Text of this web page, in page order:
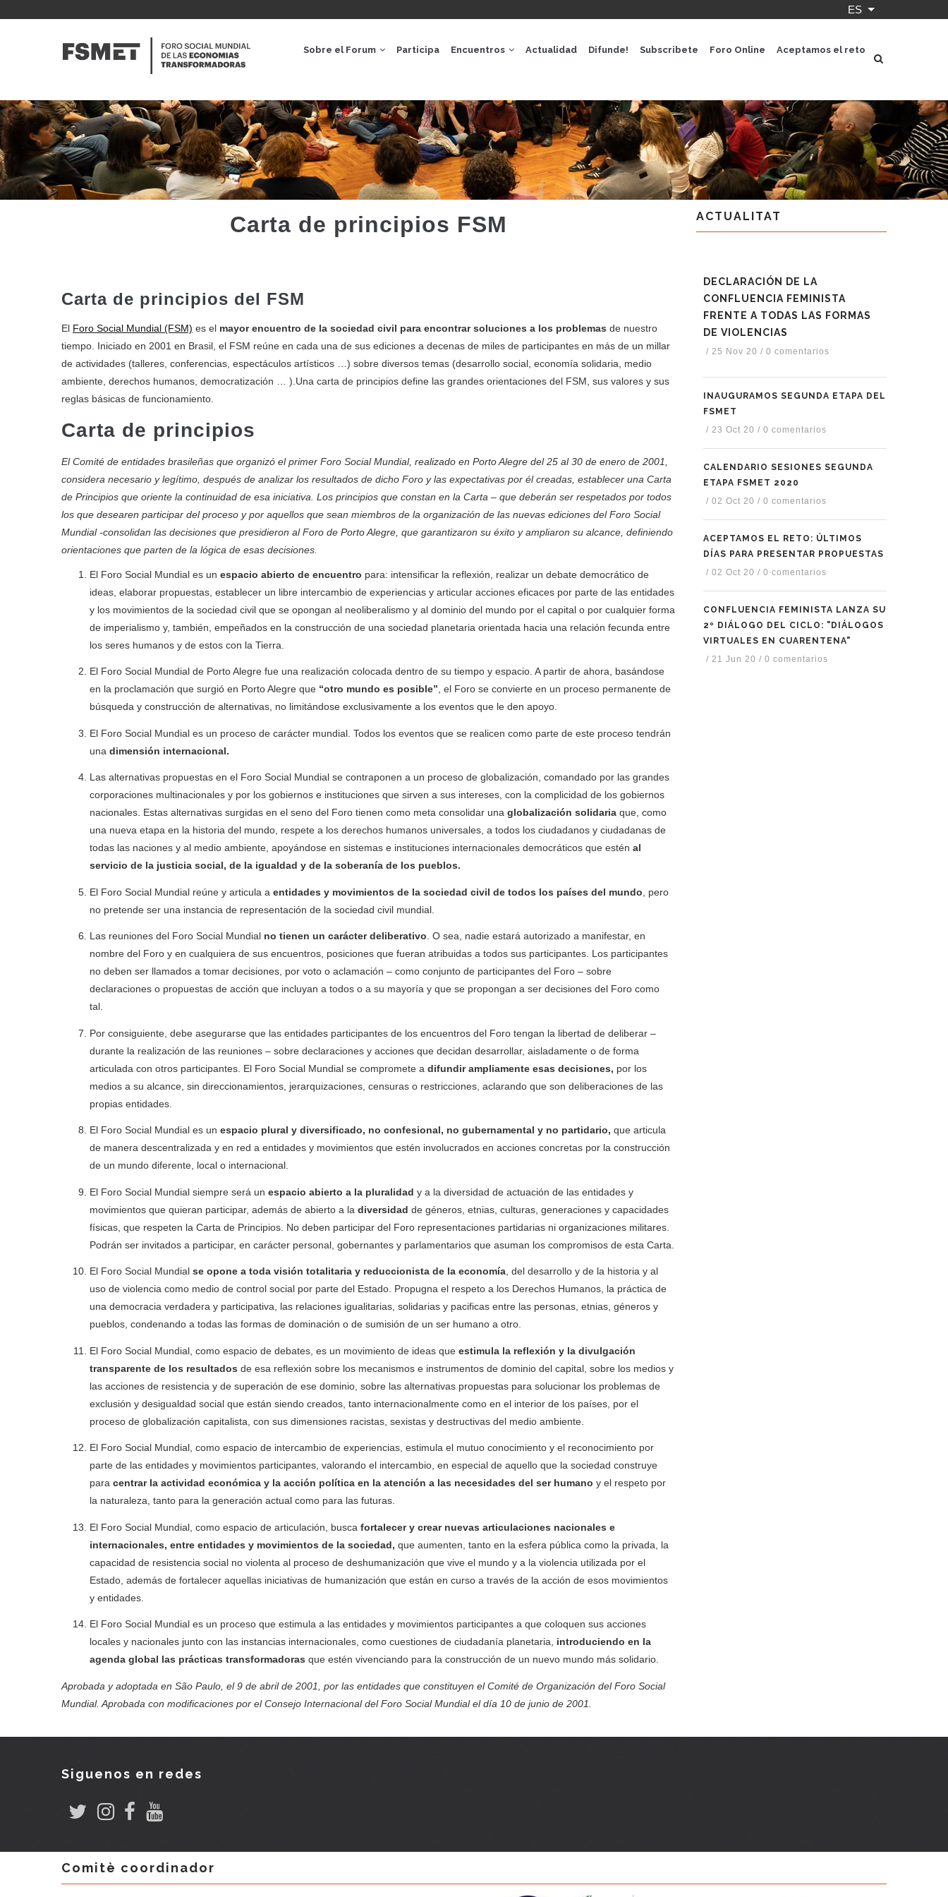
ES Lista adicional
PRINCIPAL
Sobre el Forum Participa Encuentros Actualidad Difunde! Subscribete Foro Online Aceptamos el reto
Carta de principios FSM
Carta de principios del FSM
El Foro Social Mundial (FSM) es el mayor encuentro de la sociedad civil para encontrar soluciones a los problemas de nuestro
tiempo. Iniciado en 2001 en Brasil, el FSM reúne en cada una de sus ediciones a decenas de miles de participantes en más de un millar
de actividades (talleres, conferencias, espectáculos artísticos …) sobre diversos temas (desarrollo social, economía solidaria, medio
ambiente, derechos humanos, democratización … ).Una carta de principios define las grandes orientaciones del FSM, sus valores y sus
reglas básicas de funcionamiento.
Carta de principios
El Comité de entidades brasileñas que organizó el primer Foro Social Mundial, realizado en Porto Alegre del 25 al 30 de enero de 2001,
considera necesario y legítimo, después de analizar los resultados de dicho Foro y las expectativas por él creadas, establecer una Carta
de Principios que oriente la continuidad de esa iniciativa. Los principios que constan en la Carta – que deberán ser respetados por todos
los que desearen participar del proceso y por aquellos que sean miembros de la organización de las nuevas ediciones del Foro Social
Mundial -consolidan las decisiones que presidieron al Foro de Porto Alegre, que garantizaron su éxito y ampliaron su alcance, definiendo
orientaciones que parten de la lógica de esas decisiones.
El Foro Social Mundial es un espacio abierto de encuentro para: intensificar la reflexión, realizar un debate democrático de
ideas, elaborar propuestas, establecer un libre intercambio de experiencias y articular acciones eficaces por parte de las entidades
y los movimientos de la sociedad civil que se opongan al neoliberalismo y al dominio del mundo por el capital o por cualquier forma
de imperialismo y, también, empeñados en la construcción de una sociedad planetaria orientada hacia una relación fecunda entre
los seres humanos y de estos con la Tierra.
El Foro Social Mundial de Porto Alegre fue una realización colocada dentro de su tiempo y espacio. A partir de ahora, basándose
en la proclamación que surgió en Porto Alegre que “otro mundo es posible” , el Foro se convierte en un proceso permanente de
búsqueda y construcción de alternativas, no limitándose exclusivamente a los eventos que le den apoyo.
El Foro Social Mundial es un proceso de carácter mundial. Todos los eventos que se realicen como parte de este proceso tendrán
una dimensión internacional.
Las alternativas propuestas en el Foro Social Mundial se contraponen a un proceso de globalización, comandado por las grandes
corporaciones multinacionales y por los gobiernos e instituciones que sirven a sus intereses, con la complicidad de los gobiernos
nacionales. Estas alternativas surgidas en el seno del Foro tienen como meta consolidar una globalización solidaria que, como
una nueva etapa en la historia del mundo, respete a los derechos humanos universales, a todos los ciudadanos y ciudadanas de
todas las naciones y al medio ambiente, apoyándose en sistemas e instituciones internacionales democráticos que estén al
servicio de la justicia social, de la igualdad y de la soberanía de los pueblos.
El Foro Social Mundial reúne y articula a entidades y movimientos de la sociedad civil de todos los países del mundo , pero
no pretende ser una instancia de representación de la sociedad civil mundial.
Las reuniones del Foro Social Mundial no tienen un carácter deliberativo . O sea, nadie estará autorizado a manifestar, en
nombre del Foro y en cualquiera de sus encuentros, posiciones que fueran atribuidas a todos sus participantes. Los participantes
no deben ser llamados a tomar decisiones, por voto o aclamación – como conjunto de participantes del Foro – sobre
declaraciones o propuestas de acción que incluyan a todos o a su mayoría y que se propongan a ser decisiones del Foro como
tal.
Por consiguiente, debe asegurarse que las entidades participantes de los encuentros del Foro tengan la libertad de deliberar –
durante la realización de las reuniones – sobre declaraciones y acciones que decidan desarrollar, aisladamente o de forma
articulada con otros participantes. El Foro Social Mundial se compromete a difundir ampliamente esas decisiones, por los
medios a su alcance, sin direccionamientos, jerarquizaciones, censuras o restricciones, aclarando que son deliberaciones de las
propias entidades.
El Foro Social Mundial es un espacio plural y diversificado, no confesional, no gubernamental y no partidario, que articula
de manera descentralizada y en red a entidades y movimientos que estén involucrados en acciones concretas por la construcción
de un mundo diferente, local o internacional.
El Foro Social Mundial siempre será un espacio abierto a la pluralidad y a la diversidad de actuación de las entidades y
movimientos que quieran participar, además de abierto a la diversidad de géneros, etnias, culturas, generaciones y capacidades
físicas, que respeten la Carta de Principios. No deben participar del Foro representaciones partidarias ni organizaciones militares.
Podrán ser invitados a participar, en carácter personal, gobernantes y parlamentarios que asuman los compromisos de esta Carta.
El Foro Social Mundial se opone a toda visión totalitaria y reduccionista de la economía , del desarrollo y de la historia y al
uso de violencia como medio de control social por parte del Estado. Propugna el respeto a los Derechos Humanos, la práctica de
una democracia verdadera y participativa, las relaciones igualitarias, solidarias y pacificas entre las personas, etnias, géneros y
pueblos, condenando a todas las formas de dominación o de sumisión de un ser humano a otro.
El Foro Social Mundial, como espacio de debates, es un movimiento de ideas que estimula la reflexión y la divulgación
transparente de los resultados de esa reflexión sobre los mecanismos e instrumentos de dominio del capital, sobre los medios y
las acciones de resistencia y de superación de ese dominio, sobre las alternativas propuestas para solucionar los problemas de
exclusión y desigualdad social que están siendo creados, tanto internacionalmente como en el interior de los países, por el
proceso de globalización capitalista, con sus dimensiones racistas, sexistas y destructivas del medio ambiente.
El Foro Social Mundial, como espacio de intercambio de experiencias, estimula el mutuo conocimiento y el reconocimiento por
parte de las entidades y movimientos participantes, valorando el intercambio, en especial de aquello que la sociedad construye
para centrar la actividad económica y la acción política en la atención a las necesidades del ser humano y el respeto por
la naturaleza, tanto para la generación actual como para las futuras.
El Foro Social Mundial, como espacio de articulación, busca fortalecer y crear nuevas articulaciones nacionales e
internacionales, entre entidades y movimientos de la sociedad, que aumenten, tanto en la esfera pública como la privada, la
capacidad de resistencia social no violenta al proceso de deshumanización que vive el mundo y a la violencia utilizada por el
Estado, además de fortalecer aquellas iniciativas de humanización que están en curso a través de la acción de esos movimientos
y entidades.
El Foro Social Mundial es un proceso que estimula a las entidades y movimientos participantes a que coloquen sus acciones
locales y nacionales junto con las instancias internacionales, como cuestiones de ciudadanía planetaria, introduciendo en la
agenda global las prácticas transformadoras que estén vivenciando para la construcción de un nuevo mundo más solidario.
Aprobada y adoptada en São Paulo, el 9 de abril de 2001, por las entidades que constituyen el Comité de Organización del Foro Social
Mundial. Aprobada con modificaciones por el Consejo Internacional del Foro Social Mundial el día 10 de junio de 2001.
ACTUALITAT
DECLARACIÓN DE LA
CONFLUENCIA FEMINISTA
FRENTE A TODAS LAS FORMAS
DE VIOLENCIAS
/ 25 Nov 20 / 0 comentarios
INAUGURAMOS SEGUNDA ETAPA DEL
FSMET
/ 23 Oct 20 / 0 comentarios
CALENDARIO SESIONES SEGUNDA
ETAPA FSMET 2020
/ 02 Oct 20 / 0 comentarios
ACEPTAMOS EL RETO: ÚLTIMOS
DÍAS PARA PRESENTAR PROPUESTAS
/ 02 Oct 20 / 0 comentarios
CONFLUENCIA FEMINISTA LANZA SU
2º DIÁLOGO DEL CICLO: "DIÁLOGOS
VIRTUALES EN CUARENTENA"
/ 21 Jun 20 / 0 comentarios
Siguenos en redes
Comitè coordinador